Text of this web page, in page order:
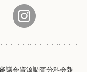
議会資源調査分科会報